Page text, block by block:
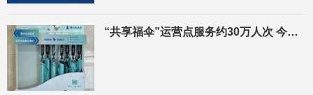
“共享福伞”运营点服务约30万人次 今年拟增500个